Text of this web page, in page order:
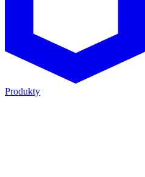
Produkty